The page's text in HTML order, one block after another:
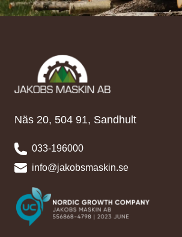
Näs 20, 504 91, Sandhult
033-196000
info@jakobsmaskin.se